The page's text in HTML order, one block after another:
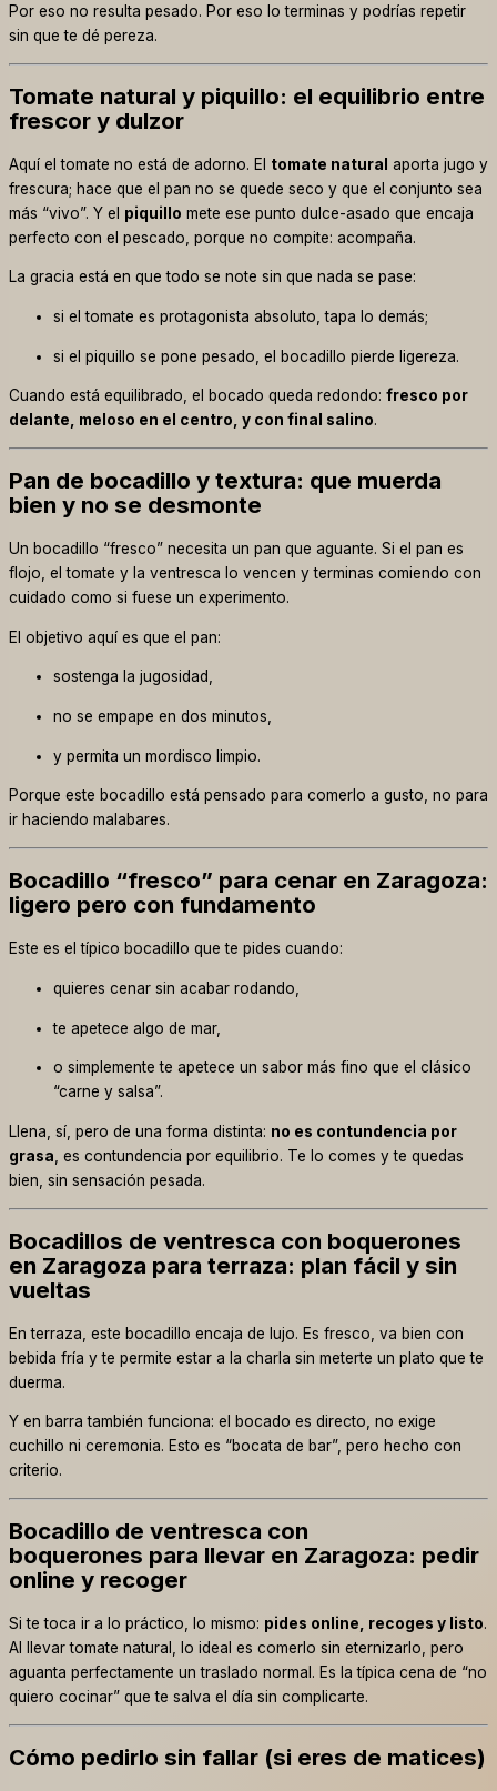
Por eso no resulta pesado. Por eso lo terminas y podrías repetir
sin que te dé pereza.
Tomate natural y piquillo: el equilibrio entre
frescor y dulzor
Aquí el tomate no está de adorno. El tomate natural aporta jugo y
frescura; hace que el pan no se quede seco y que el conjunto sea
más “vivo”. Y el piquillo mete ese punto dulce-asado que encaja
perfecto con el pescado, porque no compite: acompaña.
La gracia está en que todo se note sin que nada se pase:
si el tomate es protagonista absoluto, tapa lo demás;
si el piquillo se pone pesado, el bocadillo pierde ligereza.
Cuando está equilibrado, el bocado queda redondo: fresco por
delante, meloso en el centro, y con final salino.
Pan de bocadillo y textura: que muerda
bien y no se desmonte
Un bocadillo “fresco” necesita un pan que aguante. Si el pan es
flojo, el tomate y la ventresca lo vencen y terminas comiendo con
cuidado como si fuese un experimento.
El objetivo aquí es que el pan:
sostenga la jugosidad,
no se empape en dos minutos,
y permita un mordisco limpio.
Porque este bocadillo está pensado para comerlo a gusto, no para
ir haciendo malabares.
Bocadillo “fresco” para cenar en Zaragoza:
ligero pero con fundamento
Este es el típico bocadillo que te pides cuando:
quieres cenar sin acabar rodando,
te apetece algo de mar,
o simplemente te apetece un sabor más fino que el clásico
“carne y salsa”.
Llena, sí, pero de una forma distinta: no es contundencia por
grasa , es contundencia por equilibrio. Te lo comes y te quedas
bien, sin sensación pesada.
Bocadillos de ventresca con boquerones
en Zaragoza para terraza: plan fácil y sin
vueltas
En terraza, este bocadillo encaja de lujo. Es fresco, va bien con
bebida fría y te permite estar a la charla sin meterte un plato que te
duerma.
Y en barra también funciona: el bocado es directo, no exige
cuchillo ni ceremonia. Esto es “bocata de bar”, pero hecho con
criterio.
Bocadillo de ventresca con
boquerones para llevar en Zaragoza: pedir
online y recoger
Si te toca ir a lo práctico, lo mismo: pides online, recoges y listo.
Al llevar tomate natural, lo ideal es comerlo sin eternizarlo, pero
aguanta perfectamente un traslado normal. Es la típica cena de “no
quiero cocinar” que te salva el día sin complicarte.
Cómo pedirlo sin fallar (si eres de matices)